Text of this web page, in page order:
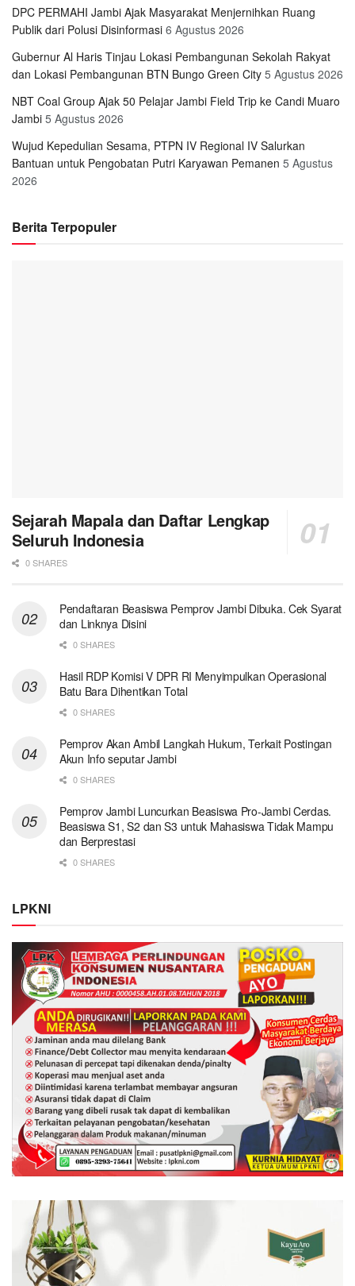
DPC PERMAHI Jambi Ajak Masyarakat Menjernihkan Ruang
Publik dari Polusi Disinformasi 6 Agustus 2026
Gubernur Al Haris Tinjau Lokasi Pembangunan Sekolah Rakyat
dan Lokasi Pembangunan BTN Bungo Green City 5 Agustus 2026
NBT Coal Group Ajak 50 Pelajar Jambi Field Trip ke Candi Muaro
Jambi 5 Agustus 2026
Wujud Kepedulian Sesama, PTPN IV Regional IV Salurkan
Bantuan untuk Pengobatan Putri Karyawan Pemanen 5 Agustus
2026
Berita Terpopuler
Sejarah Mapala dan Daftar Lengkap
Seluruh Indonesia
0 SHARES
Pendaftaran Beasiswa Pemprov Jambi Dibuka. Cek Syarat
dan Linknya Disini
0 SHARES
Hasil RDP Komisi V DPR RI Menyimpulkan Operasional
Batu Bara Dihentikan Total
0 SHARES
Pemprov Akan Ambil Langkah Hukum, Terkait Postingan
Akun Info seputar Jambi
0 SHARES
Pemprov Jambi Luncurkan Beasiswa Pro-Jambi Cerdas.
Beasiswa S1, S2 dan S3 untuk Mahasiswa Tidak Mampu
dan Berprestasi
0 SHARES
LPKNI